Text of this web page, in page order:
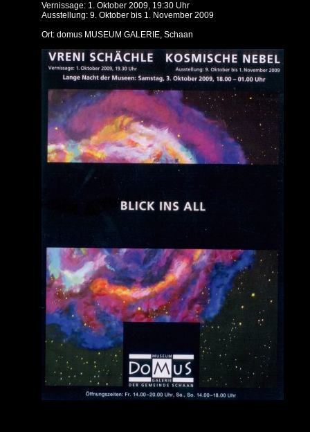
Vernissage: 1. Oktober 2009, 19:30 Uhr
Ausstellung: 9. Oktober bis 1. November 2009
Ort: domus MUSEUM GALERIE, Schaan